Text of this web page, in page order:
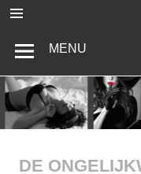
naar
inhoud
MENU
DE